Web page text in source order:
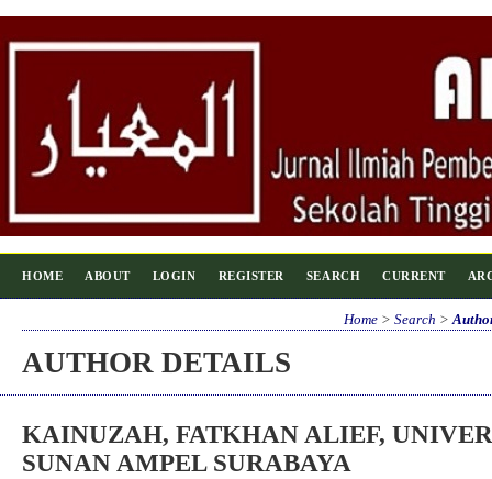
HOME ABOUT LOGIN REGISTER SEARCH CURRENT
Home> Search >
AUTHOR DETAILS
KAINUZAH, FATKHAN ALIEF,
SUNAN AMPEL SURABAYA